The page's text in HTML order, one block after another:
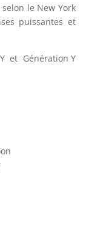
le New York
puissantes et
et Génération Y